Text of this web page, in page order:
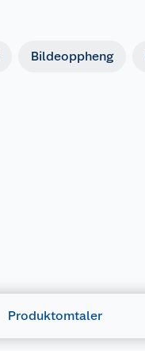
Bildeoppheng
Produktomtaler